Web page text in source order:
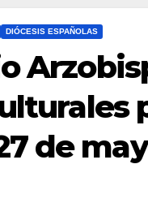
DIÓCESIS ESPAÑOLAS
de